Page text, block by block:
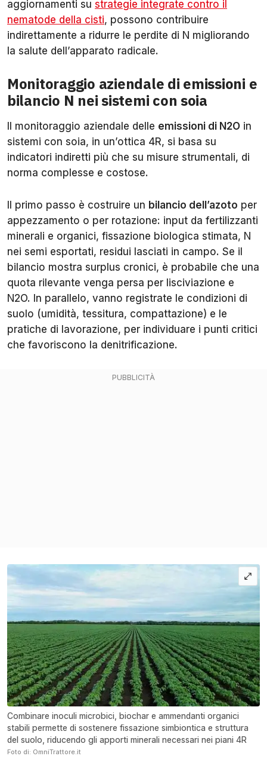
aggiornamenti su strategie integrate contro il
nematode della cisti, possono contribuire
indirettamente a ridurre le perdite di N migliorando
la salute dell’apparato radicale.
Monitoraggio aziendale di emissioni e
bilancio N nei sistemi con soia
Il monitoraggio aziendale delle emissioni di N2O in
sistemi con soia, in un’ottica 4R, si basa su
indicatori indiretti più che su misure strumentali, di
norma complesse e costose.
Il primo passo è costruire un bilancio dell’azoto per
appezzamento o per rotazione: input da fertilizzanti
minerali e organici, fissazione biologica stimata, N
nei semi esportati, residui lasciati in campo. Se il
bilancio mostra surplus cronici, è probabile che una
quota rilevante venga persa per lisciviazione e
N2O. In parallelo, vanno registrate le condizioni di
suolo (umidità, tessitura, compattazione) e le
pratiche di lavorazione, per individuare i punti critici
che favoriscono la denitrificazione.
Combinare inoculi microbici, biochar e ammendanti organici
stabili permette di sostenere fissazione simbiontica e struttura
del suolo, riducendo gli apporti minerali necessari nei piani 4R
Foto di: OmniTrattore.it